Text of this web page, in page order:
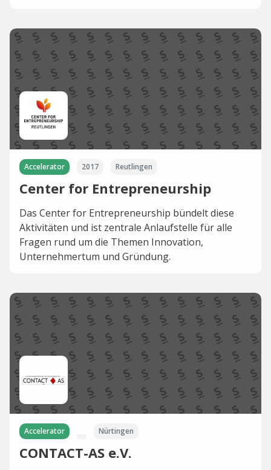
Accelerator 2017 Reutlingen
Center for Entrepreneurship
Das Center for Entrepreneurship bündelt diese
Aktivitäten und ist zentrale Anlaufstelle für alle
Fragen rund um die Themen Innovation,
Unternehmertum und Gründung.
Accelerator Nürtingen
CONTACT-AS e.V.